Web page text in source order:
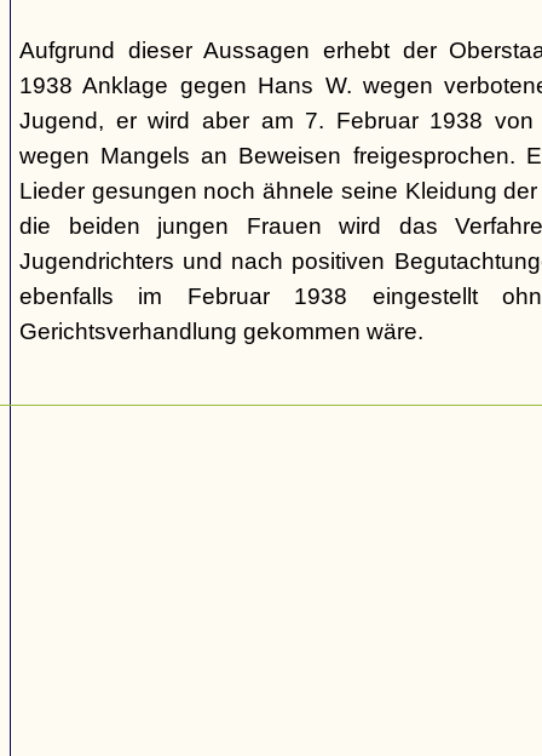
Aufgrund dieser Aussagen erhebt der
1938 Anklage gegen Hans W. wegen
Jugend, er wird aber am 7. Februar 1938 von
wegen Mangels an Beweisen freigesprochen.
Lieder gesungen noch ähnele seine Kleidung
die beiden jungen Frauen wird das
Jugendrichters und nach positiven
ebenfalls im Februar 1938 eingestellt
Gerichtsverhandlung gekommen wäre.